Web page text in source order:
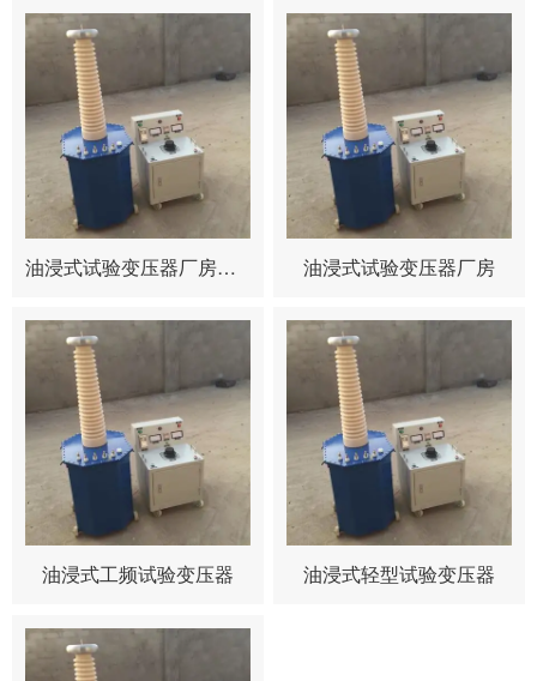
油浸式试验变压器厂房报价 油浸式试验变压器厂房
油浸式工频试验变压器 油浸式轻型试验变压器